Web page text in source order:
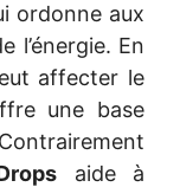
ordonne aux
l’énergie. En
affecter le
une base
aide à